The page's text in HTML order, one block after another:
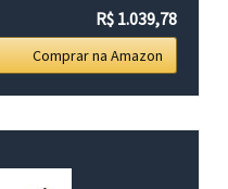
R$ 1.039,78
Comprar na Amazon